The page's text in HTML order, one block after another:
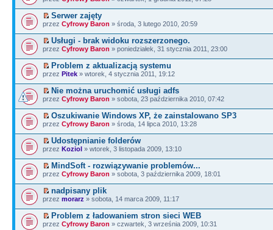
Serwer zajęty
przez Cyfrowy Baron » środa, 3 lutego 2010, 20:59
Usługi - brak widoku rozszerzonego.
przez Cyfrowy Baron » poniedziałek, 31 stycznia 2011, 23:00
Problem z aktualizacją systemu
przez Pitek » wtorek, 4 stycznia 2011, 19:12
Nie można uruchomić usługi adfs
przez Cyfrowy Baron » sobota, 23 października 2010, 07:42
Oszukiwanie Windows XP, że zainstalowano SP3
przez Cyfrowy Baron » środa, 14 lipca 2010, 13:28
Udostępnianie folderów
przez Koziol » wtorek, 3 listopada 2009, 13:10
MindSoft - rozwiązywanie problemów...
przez Cyfrowy Baron » sobota, 3 października 2009, 18:01
nadpisany plik
przez morarz » sobota, 14 marca 2009, 11:17
Problem z ładowaniem stron sieci WEB
przez Cyfrowy Baron » czwartek, 3 września 2009, 10:31